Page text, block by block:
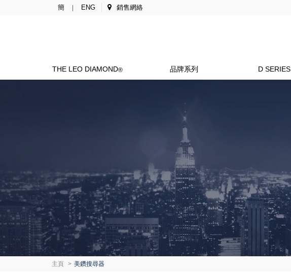
簡 ENG 銷售網絡
THE LEO DIAMOND® 品牌系列 D SERIES
主頁 美鑽搜尋器